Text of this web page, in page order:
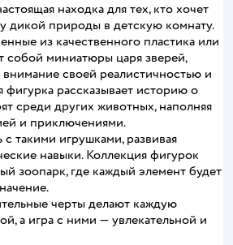
находка для тех, кто хочет
дикой природы в детскую комнату.
из качественного пластика или
собой миниатюры царя зверей,
своей реалистичностью и
фигурка рассказывает историю о
среди других животных, наполняя
и приключениями.
такими игрушками, развивая
навыки. Коллекция фигурок
зоопарк, где каждый элемент будет
черты делают каждую
а игра с ними — увлекательной и